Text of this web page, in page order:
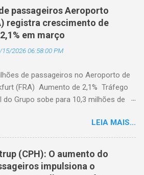
momento em que a Academia celebra
aniversário e ultrapassa a marca
3.000 usuários cadastrados, dando
à sua missão de apoiar
da hotelaria em toda a região,
mais sustentável, com base no
Hoteleiro GSTC. Desde o seu
há um ano, a Academia de
para profissionais da hotelaria que
promover práticas sustentáveis ​​em
Ásia. Com a disponibilidade agora em
a Academia fortalece ainda mais sua
passageiros Aeroporto
registra crescimento de
em março
15/2026 06:58:00 PM
de passageiros no Aeroporto de
(FRA) Aumento de 2,1% Tráfego
do Grupo sobe para 10,3 milhões de
milhões de passageiros utilizaram o
de Frankfurt (FRA) em março de
O tráfego no mês em análise registrou
anual de 2,1%, apesar dos
extraordinários resultantes de dois
LEIA MAIS...
(CPH): O aumento do
impulsiona o